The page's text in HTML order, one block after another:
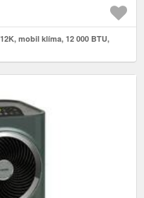
mobil klíma, 12 000 BTU,